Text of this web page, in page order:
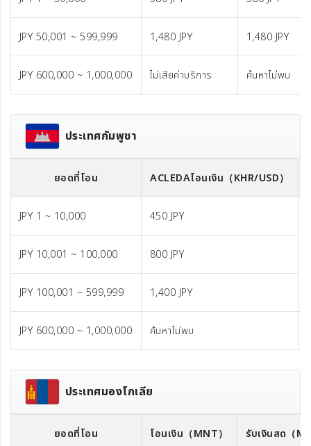
JPY 50,001 ~ 599,999 1,480 JPY 1,480 JPY
JPY 600,000 ~ 1,000,000 ไม่เสียค่าบริการ ค้นหาไม่พบ
ประเทศกัมพูชา
ยอดที่โอน ACLEDAโอนเงิน （KHR/USD）
JPY 1 ~ 10,000 450 JPY
JPY 10,001 ~ 100,000 800 JPY
JPY 100,001 ~ 599,999 1,400 JPY
JPY 600,000 ~ 1,000,000 ค้นหาไม่พบ
ประเทศมองโกเลีย
ยอดที่โอน โอนเงิน （MNT） รับเงินสด （